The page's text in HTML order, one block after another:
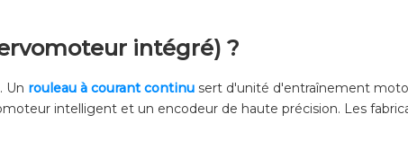
intégré) ?
Un rouleau à courant continu sert d'unité d'entraînement
intelligent et un encodeur de haute précision. Les